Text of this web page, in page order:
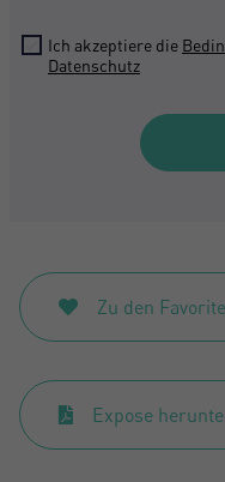
Ich akzeptiere die
Datenschutz
Zu den
Expose